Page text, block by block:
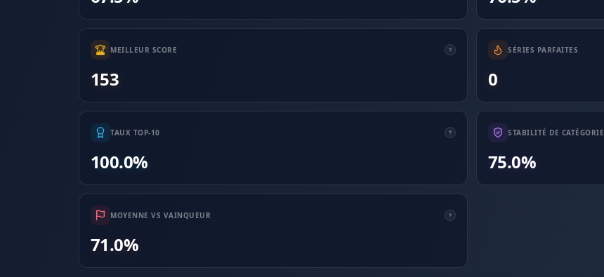
MEILLEUR SCORE
153
SÉRIES PARFAITES
0
TAUX TOP-10
100.0%
STABILITÉ DE CATÉGORIE
75.0%
MOYENNE VS VAINQUEUR
71.0%